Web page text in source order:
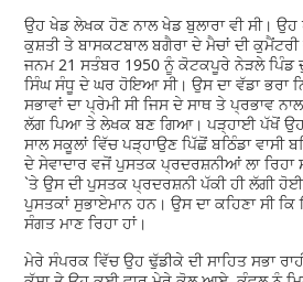
ਉਹ ਖੇਡ ਲੇਖਕ ਹੋਣ ਨਾਲ ਖੇਡ ਬੁਲਾਰਾ ਵੀ ਸੀ।
ਕੁਸ਼ਤੀ ਤੇ ਬਾਸਕਟਬਾਲ ਬਗੈਰਾ ਦੇ ਮੈਚਾਂ ਦੀ ਕੁਮੈਂਟਰੀ
ਜਨਮ 21 ਸਤੰਬਰ 1950 ਨੂੰ ਕੋਟਕਪੂਰੇ ਨੇੜਲੇ
ਸਿੰਘ ਸੰਧੂ ਦੇ ਘਰ ਹੋਇਆ ਸੀ। ਉਸ ਦਾ ਵੱਡਾ ਭਰਾ
ਸਭਾਵਾਂ ਦਾ ਪ੍ਰੇਮੀ ਸੀ ਜਿਸ ਦੇ ਸਾਥ ਤੇ ਪ੍ਰਭਾਵ
ਲੱਗ ਪਿਆ ਤੇ ਲੇਖਕ ਬਣ ਗਿਆ। ਪੜ੍ਹਾਈ ਪੱਖੋਂ
ਸਾਲ ਸਕੂਲਾਂ ਵਿੱਚ ਪੜ੍ਹਾਉਣ ਪਿੱਛੋਂ ਬਠਿੰਡਾ ਵਾਸੀ
ਦੇ ਸੇਵਾਦਾਰ ਵਜੋਂ ਪੁਸਤਕ ਪ੍ਰਦਰਸ਼ਨੀਆਂ ਲਾ ਰਿਹਾ
`ਤੇ ਉਸ ਦੀ ਪੁਸਤਕ ਪ੍ਰਦਰਸ਼ਨੀ ਪੱਕੀ ਹੀ ਲੱਗੀ ਹੋਈ
ਪੁਸਤਕਾਂ ਸੁਭਾਏਮਾਨ ਹਨ। ਉਸ ਦਾ ਕਹਿਣਾ ਸੀ
ਸੰਗਤ ਮਾਣ ਰਿਹਾ ਹਾਂ।
ਮੇਰੇ ਸੰਪਰਕ ਵਿੱਚ ਉਹ ਢੁੱਡੀਕੇ ਦੀ ਸਾਹਿਤ ਸਭਾ